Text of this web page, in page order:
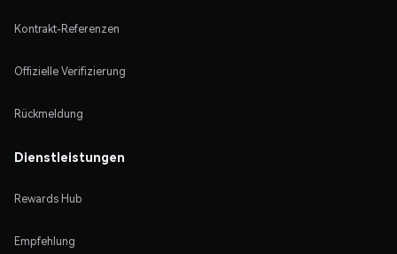
Kontrakt-Referenzen
Offizielle Verifizierung
Rückmeldung
Dienstleistungen
Rewards Hub
Empfehlung